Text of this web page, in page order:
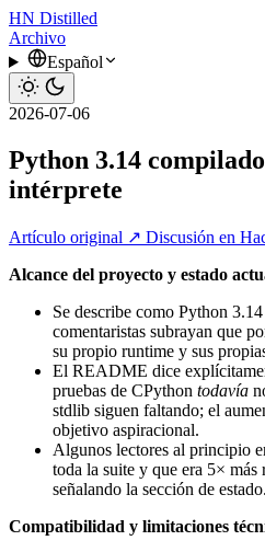
HN Distilled
Archivo
Español
2026-07-06
Python 3.14
intérprete
Artículo original ↗ Discusión en
Alcance del proyecto y estado
Se describe como Python
comentaristas subrayan que
su propio runtime y sus
El README dice
pruebas de CPython todavía
stdlib siguen faltando; el
objetivo aspiracional.
Algunos lectores al principio
toda la suite y que era 5×
señalando la sección de estado.
Compatibilidad y limitaciones